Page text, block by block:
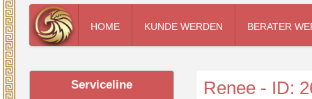
HOME KUNDE WERDEN BERATER
Serviceline Renee - ID: